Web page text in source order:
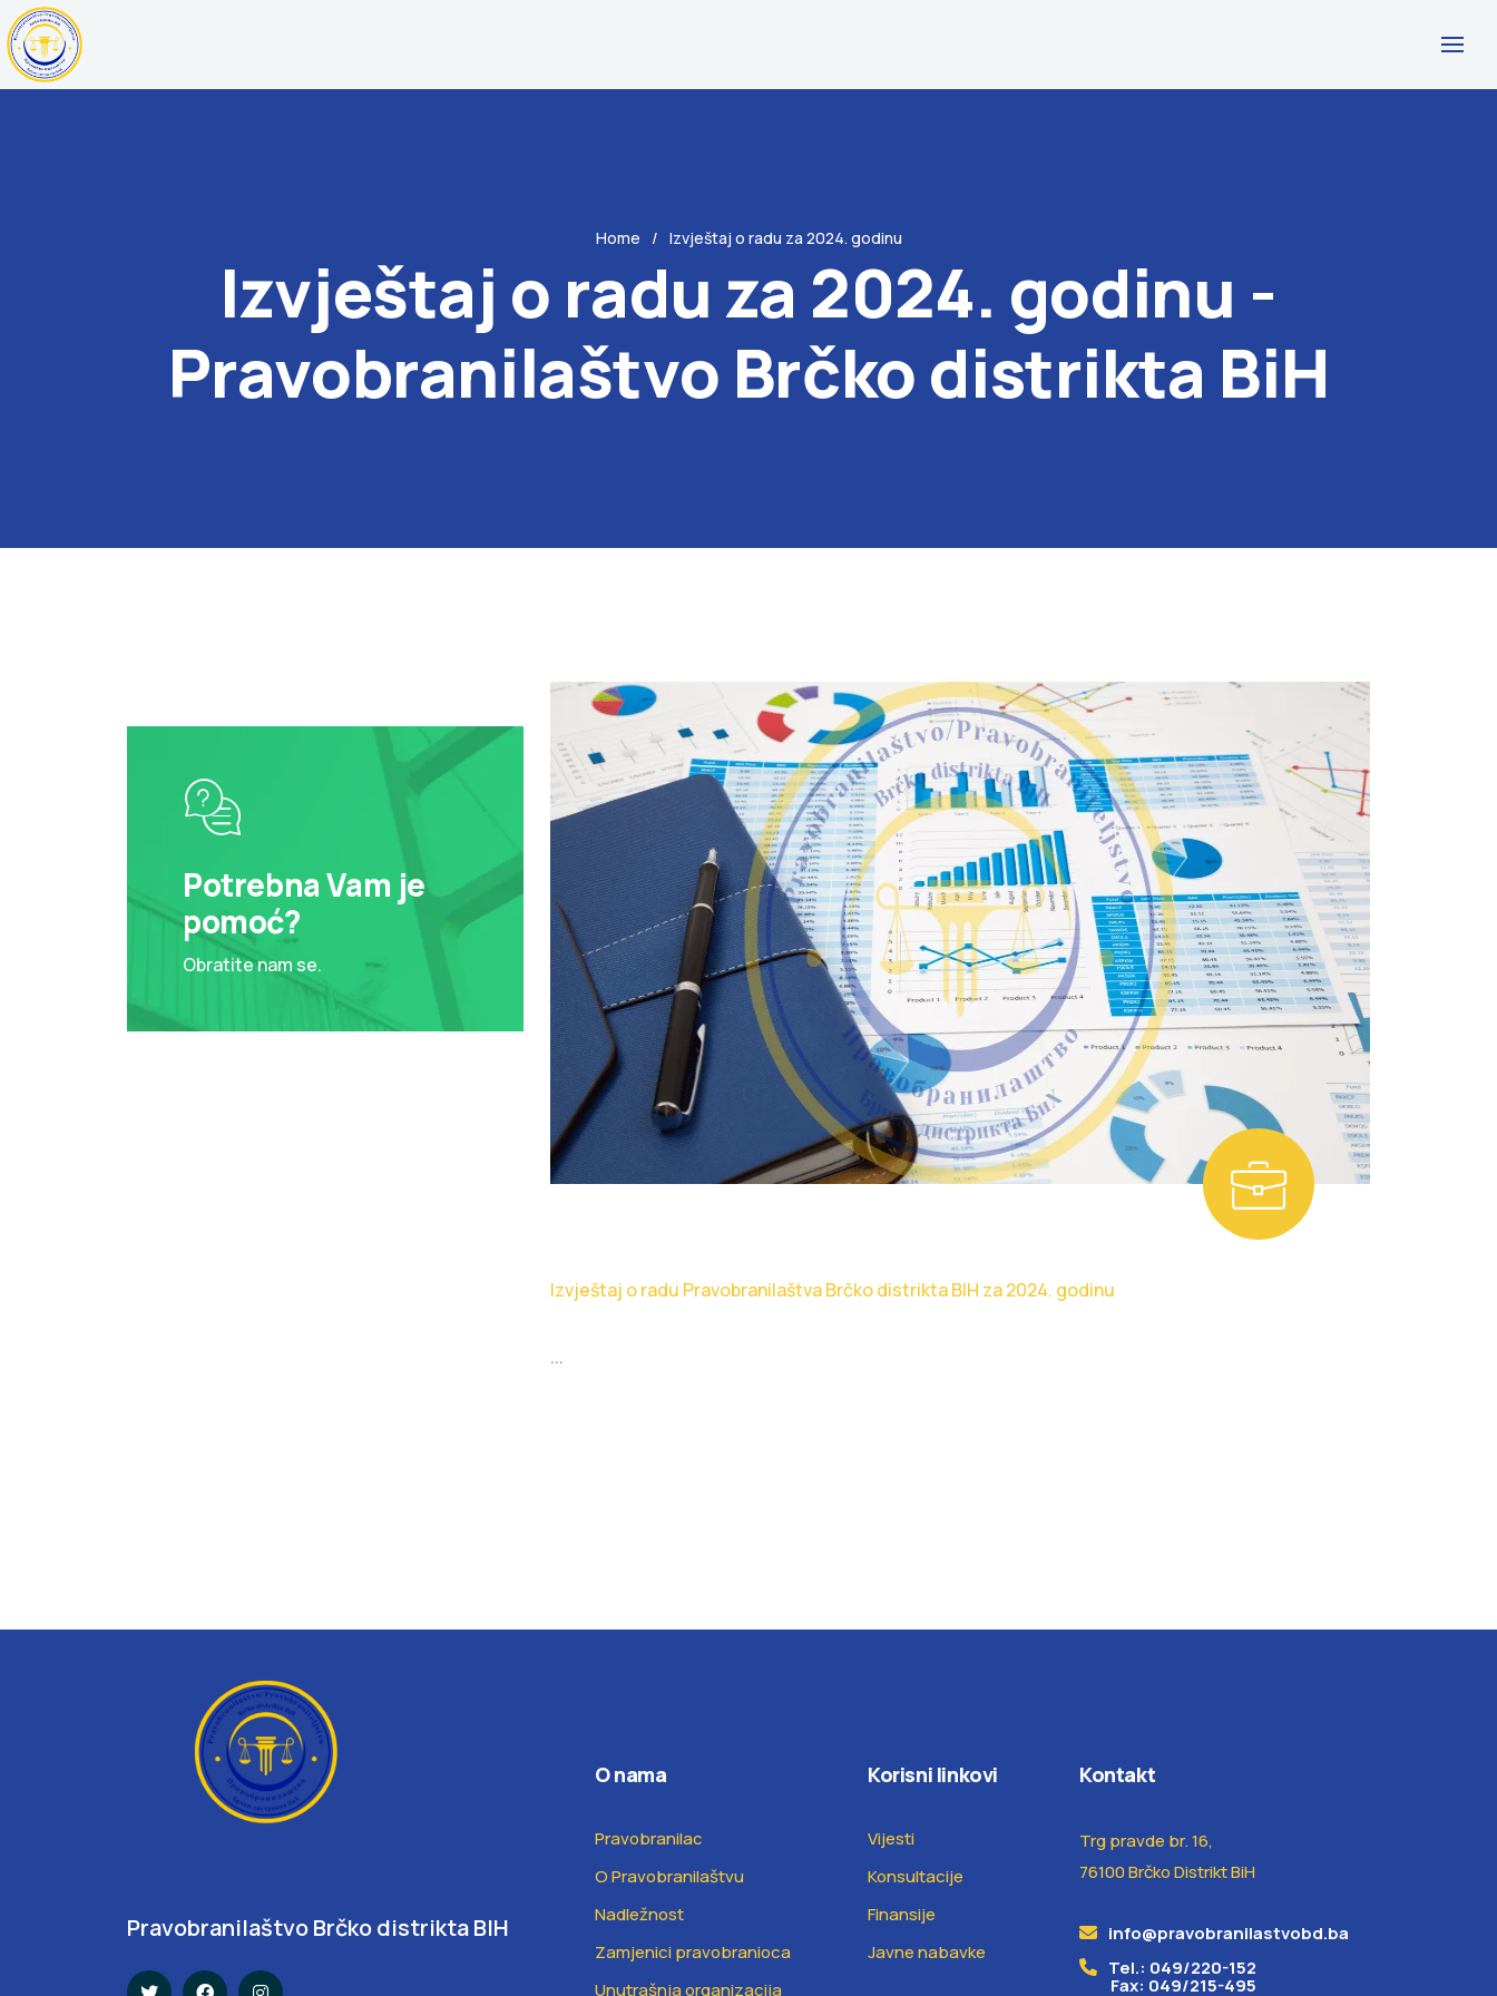
Home Izvještaj o radu za 2024. godinu
Izvještaj o radu za 2024. godinu -
Pravobranilaštvo Brčko distrikta BiH
Potrebna Vam je
pomoć?
Obratite nam se.
Izvještaj o radu Pravobranilaštva Brčko distrikta BIH za 2024. godinu
...
Pravobranilaštvo Brčko distrikta BIH
O nama
Pravobranilac
O Pravobranilaštvu
Nadležnost
Zamjenici pravobranioca
Unutrašnja organizacija
Korisni linkovi
Vijesti
Konsultacije
Finansije
Javne nabavke
Kontakt
Trg pravde br. 16,
76100 Brčko Distrikt BiH
info@pravobranilastvobd.ba
Tel.: 049/220-152
Fax: 049/215-495